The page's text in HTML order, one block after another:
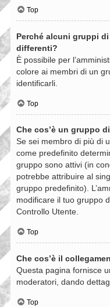
Top
Perché alcuni gruppi
differenti?
È possibile per
colore ai membri di un
identificarli.
Top
Che cos’è un gruppo
Se sei membro di più di
come predefinito
gruppo sono attivi (in
potrebbe attribuire al
gruppo predefinito).
modificare il tuo gruppo
Controllo Utente.
Top
Che cos’è il
Questa pagina fornisce
moderatori, dando
Top